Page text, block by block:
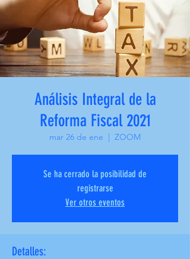
Análisis Integral de la
Reforma Fiscal 2021
mar 26 de ene
  |
ZOOM
Se ha cerrado la posibilidad de
registrarse
Ver otros eventos
Detalles: